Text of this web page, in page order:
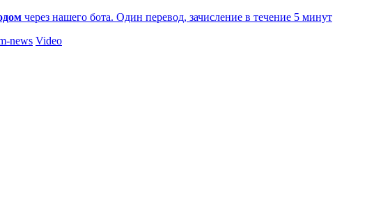
через нашего бота. Один перевод, зачисление в течение 5 минут
news Video